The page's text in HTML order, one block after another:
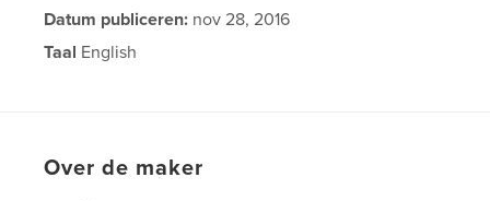
Datum publiceren: nov 28, 2016
Taal English
Over de maker